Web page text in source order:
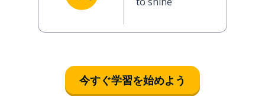
今すぐ学習を始めよう